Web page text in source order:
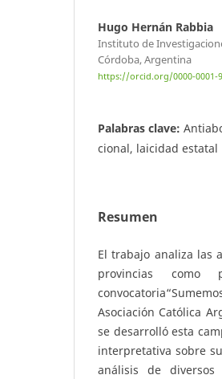
Hugo Hernán Rabbia
Instituto de
Córdoba, Argentina
https://orcid.org/0000-0001-
Palabras clave:
cional, laicidad estatal
Resumen
El trabajo analiza las
provincias
Asociación Católica
se desarrolló esta
interpretativa sobre
análisis de diversos